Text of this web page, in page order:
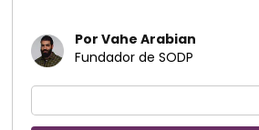
Por Vahe Arabian
Fundador de SODP